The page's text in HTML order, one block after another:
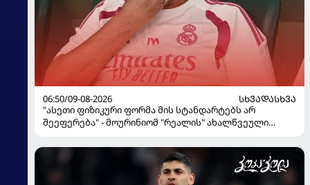
06:50/09-08-2026
ᲡᲮᲕᲐᲓᲐᲡᲮᲕᲐ
"ასეთი ფიზიკური ფორმა მის სტანდარტებს არ
შეეფერება" - მოურინიომ "რეალის" ახალწვეული